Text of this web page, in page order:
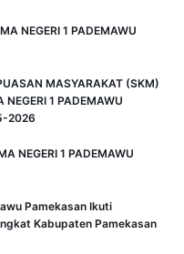
NEGERI 1 PADEMAWU
MASYARAKAT (SKM)
1 PADEMAWU
2026
NEGERI 1 PADEMAWU
Pamekasan Ikuti
Kabupaten Pamekasan